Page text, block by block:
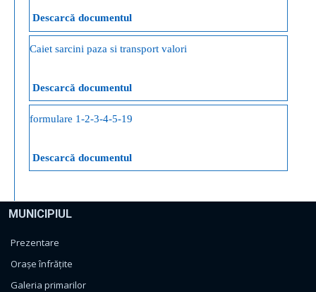
Descarcă documentul
Caiet sarcini paza si transport valori
Descarcă documentul
formulare 1-2-3-4-5-19
Descarcă documentul
MUNICIPIUL
Prezentare
Orașe înfrățite
Galeria primarilor